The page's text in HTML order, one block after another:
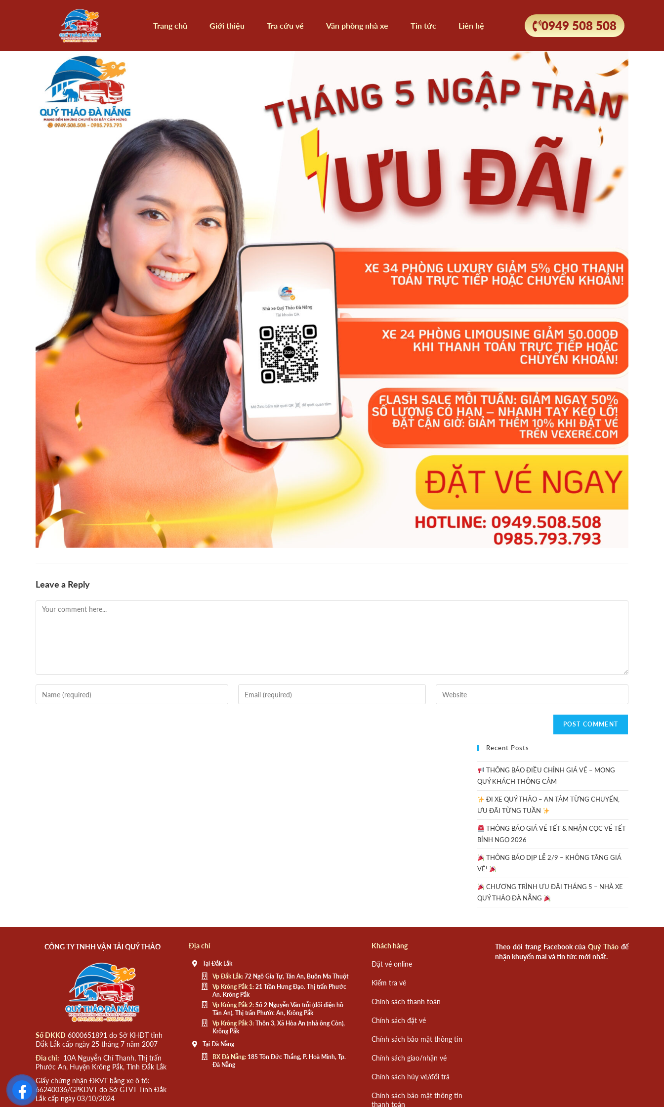
Trang chủ Giới thiệu Tra cứu vé Văn phòng nhà xe Tin tức Liên hệ 0949 508 508
Leave a Reply
Recent Posts
THÔNG BÁO ĐIỀU CHỈNH GIÁ VÉ – MONG
QUÝ KHÁCH THÔNG CẢM
ĐI XE QUÝ THẢO – AN TÂM TỪNG CHUYẾN,
ƯU ĐÃI TỪNG TUẦN
THÔNG BÁO GIÁ VÉ TẾT & NHẬN CỌC VÉ TẾT
BÍNH NGỌ 2026
THÔNG BÁO DỊP LỄ 2/9 – KHÔNG TĂNG GIÁ
VÉ!
CHƯƠNG TRÌNH ƯU ĐÃI THÁNG 5 – NHÀ XE
QUÝ THẢO ĐÀ NẴNG
CÔNG TY TNHH VẬN TẢI QUÝ THẢO
Số ĐKKD 6000651891 do Sở KHĐT tỉnh
Đắk Lắk cấp ngày 25 tháng 7 năm 2007
Đia chỉ: 10A Nguyễn Chí Thanh, Thị trấn
Phước An, Huyện Krông Pắk, Tỉnh Đắk Lắk
Giấy chứng nhận ĐKVT bằng xe ô tô:
66240036/GPKDVT do Sở GTVT Tỉnh Đắk
Lắk cấp ngày 03/10/2024
Địa chỉ
Tại Đắk Lắk
Vp Đắk Lắk:72 Ngô Gia Tự, Tân An, Buôn Ma Thuột
Vp Krông Pắk 1:21 Trần Hưng Đạo. Thị trấn Phước
An. Krông Pắk
Vp Krông Pắk 2:Số 2 Nguyễn Văn trỗi (đối diện hồ
Tân An), Thị trấn Phước An, Krông Pắk
Vp Krông Pắk 3:Thôn 3, Xã Hòa An (nhà ông Còn),
Krông Pắk
Tại Đà Nẵng
BX Đà Nẵng:185 Tôn Đức Thắng, P. Hoà Minh, Tp.
Đà Nẵng
Khách hàng
Đặt vé online
Kiểm tra vé
Chính sách thanh toán
Chính sách đặt vé
Chính sách bảo mật thông tin
Chính sách giao/nhận vé
Chính sách hủy vé/đổi trả
Chính sách bảo mật thông tin
thanh toán
Theo dõi trang Facebook củaQuý Thảo để
nhận khuyến mãi và tin tức mới nhất.